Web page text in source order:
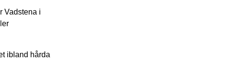
Vadstena i
ibland hårda